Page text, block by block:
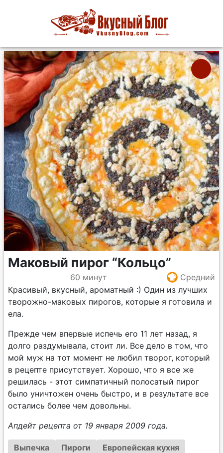
Маковый пирог “Кольцо”
60 минут
Средний
Красивый, вкусный, ароматный :) Один из лучших
творожно-маковых пирогов, которые я готовила и
ела.
Прежде чем впервые испечь его 11 лет назад, я
долго раздумывала, стоит ли. Все дело в том, что
мой муж на тот момент не любил творог, который
в рецепте присутствует. Хорошо, что я все же
решилась - этот симпатичный полосатый пирог
было уничтожен очень быстро, и в результате все
остались более чем довольны.
Апдейт рецепта от 19 января 2009 года.
Выпечка Пироги
Европейская кухня